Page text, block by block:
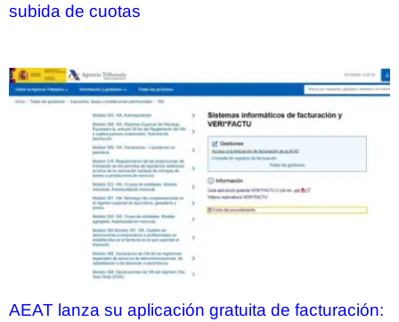
subida de cuotas
AEAT lanza su aplicación gratuita de facturación: